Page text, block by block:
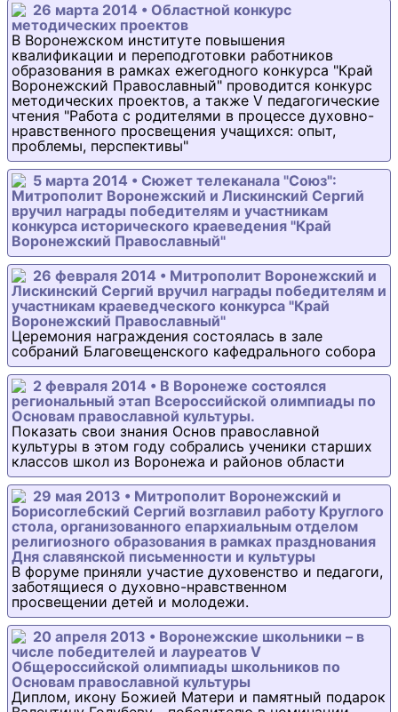
26 марта 2014 • Областной конкурс
методических проектов
В Воронежском институте повышения
квалификации и переподготовки работников
образования в рамках ежегодного конкурса "Край
Воронежский Православный" проводится конкурс
методических проектов, а также V педагогические
чтения "Работа с родителями в процессе духовно-
нравственного просвещения учащихся: опыт,
проблемы, перспективы"
5 марта 2014 • Сюжет телеканала "Союз":
Митрополит Воронежский и Лискинский Сергий
вручил награды победителям и участникам
конкурса исторического краеведения "Край
Воронежский Православный"
26 февраля 2014 • Митрополит Воронежский и
Лискинский Сергий вручил награды победителям и
участникам краеведческого конкурса "Край
Воронежский Православный"
Церемония награждения состоялась в зале
собраний Благовещенского кафедрального собора
2 февраля 2014 • В Воронеже состоялся
региональный этап Всероссийской олимпиады по
Основам православной культуры.
Показать свои знания Основ православной
культуры в этом году собрались ученики старших
классов школ из Воронежа и районов области
29 мая 2013 • Митрополит Воронежский и
Борисоглебский Сергий возглавил работу Круглого
стола, организованного епархиальным отделом
религиозного образования в рамках празднования
Дня славянской письменности и культуры
В форуме приняли участие духовенство и педагоги,
заботящиеся о духовно-нравственном
просвещении детей и молодежи.
20 апреля 2013 • Воронежские школьники – в
числе победителей и лауреатов V
Общероссийской олимпиады школьников по
Основам православной культуры
Диплом, икону Божией Матери и памятный подарок